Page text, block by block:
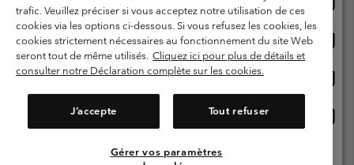
Privacybeleid
Gebruiksvoorwaarden voor lidmaatschap
Voorwaarden voor door gebruikers gegenereerde inhoud
Impressum
Cookies
Helpcentrum: Maan-Vrij. 9:00 - 13:00 & 14:00- 18:00
Belgium-English
Belgium-Français
Belgium-Dutch
Alle Locaties Bekijken
trafic. Veuillez préciser si vous acceptez notre utilisation de ces
cookies via les options ci-dessous. Si vous refusez les cookies, les
cookies strictement nécessaires au fonctionnement du site Web
seront tout de même utilisés. Cliquez ici pour plus de détails et
consulter notre Déclaration complète sur les cookies.
J’accepte Tout refuser
Gérer vos paramètres